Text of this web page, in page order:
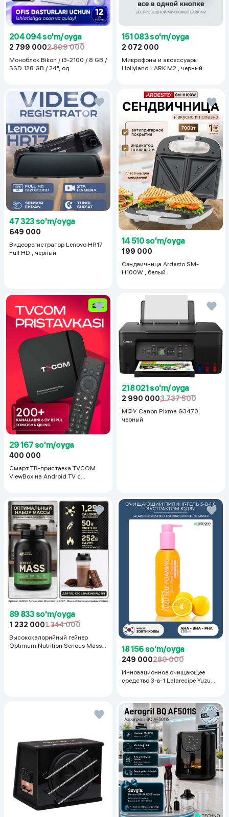
204 094 so'm/oyga
2 799 0002 899 000
Моноблок Bikon / i3-2100 / 8 GB /
SSD 128 GB / 24", oq
151 083 so'm/oyga
2 072 000
Микрофоны и аксессуары
Hollyland LARK M2 , черный
47 323 so'm/oyga
649 000
Видеорегистратор Lenovo HR17
Full HD , черный
14 510 so'm/oyga
199 000
Сэндвичница Ardesto SM-
H100W , белый
29 167 so'm/oyga
400 000
Смарт ТВ-приставка TVCOM
ViewBox на Android TV с
218 021 so'm/oyga
2 990 0003 737 500
МФУ Canon Pixma G3470,
черный
89 833 so'm/oyga
1 232 0001 344 000
Высококалорийный гейнер
Optimum Nutrition Serious Mass,
18 156 so'm/oyga
249 000280 000
Инновационное очищающее
средство 3-в-1 Lalarecipe Yuzu